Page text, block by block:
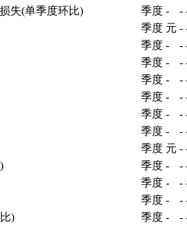
失(单季度环比)
季度 - -
季度 元 -
季度 - -
季度 - -
季度 - -
季度 - -
季度 - -
季度 - -
季度 元 -
季度 - -
季度 - -
季度 - -
)
季度 - -